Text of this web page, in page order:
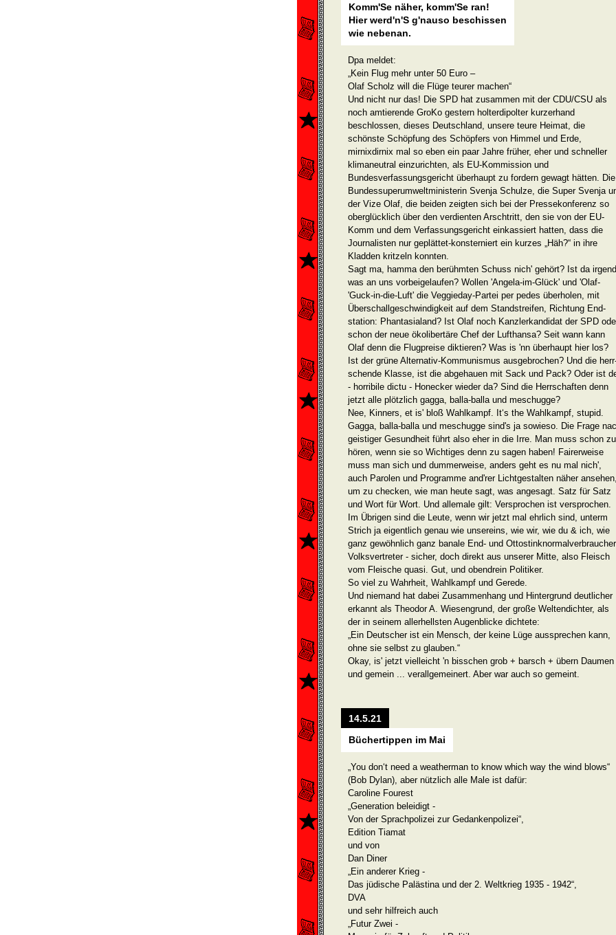
Komm'Se näher, komm'Se ran!
Hier werd'n'S g'nauso beschissen
wie nebenan.
Dpa meldet:
„Kein Flug mehr unter 50 Euro –
Olaf Scholz will die Flüge teurer machen“
Und nicht nur das! Die SPD hat zusammen mit der CDU/CSU als
noch amtierende GroKo gestern holterdipolter kurzerhand
beschlossen, die­ses Deutschland, unsere teure Heimat, die
schönste Schöpfung des Schöpfers von Himmel und Erde,
mirnixdirnix mal so eben ein paar Jahre früher, eher und schneller
klimaneutral einzurichten, als EU-Kommission und
Bundesverfassungsgericht überhaupt zu fordern gewagt hätten. Die
Bundessuperumweltministerin Svenja Schulze, die Super Svenja
der Vize Olaf, die beiden zeigten sich bei der Pressekon­ferenz so
oberglücklich über den verdienten Arschtritt, den sie von der EU-
Komm und dem Verfassungsgericht einkas­siert hatten, dass die
Journalisten nur geplättet-konsterniert ein kurzes „Häh?“ in ihre
Kladden kritzeln konnten.
Sagt ma, hamma den berühmten Schuss nich' gehört? Ist da
was an uns vorbeigelaufen? Wollen 'Angela-im-Glück' und 'Olaf-
'Guck-in-die-Luft' die Veggie­day-Partei per pedes überholen, mit
Über­schallgeschwindigkeit auf dem Standstreifen, Richtung End­
station: Phantasialand? Ist Olaf noch Kanzler­kandidat der SPD
schon der neue ökolibertä­re Chef der Luft­hansa? Seit wann kann
Olaf denn die Flugpreise diktieren? Was is 'nn überhaupt hier los?
Ist der grüne Alternativ-Kommunismus aus­ge­brochen? Und die
schende Klasse, ist die abgehauen mit Sack und Pack? Oder ist
- horribile dictu - Honecker wieder da? Sind die Herrschaften denn
jetzt alle plötzlich gagga, balla-balla und me­schugge?
Nee, Kinners, et is' bloß Wahlkampf. It‘s the Wahlkampf, stupid.
Gagga, balla-balla und meschugge sind's ja sowieso. Die Frage
geistiger Gesund­heit führt also eher in die Irre. Man muss schon
hören, wenn sie so Wichtiges denn zu sagen haben! Fairerweise
muss man sich und dummer­weise, anders geht es nu mal nich',
auch Paro­len und Program­me and'rer Lichtgestalten näher
um zu checken, wie man heute sagt, was angesagt. Satz für Satz
und Wort für Wort. Und allemale gilt: Versprochen ist versprochen.
Im Ü­bri­gen sind die Leute, wenn wir jetzt mal ehrlich sind, un­term
Strich ja eigentlich genau wie unsereins, wie wir, wie du & ich, wie
ganz gewöhnlich ganz banale End- und
Volks­ver­treter - sicher, doch direkt aus unserer Mitte, also Fleisch
vom Flei­sche quasi. Gut, und obendrein Poli­tiker.
So viel zu Wahrheit, Wahlkampf und Gerede.
Und niemand hat dabei Zusammenhang und Hintergrund deutlicher
erkannt als Theodor A. Wiesengrund, der große Weltendichter, als
der in seinem aller­hellsten Augenblicke dichtete:
„Ein Deutscher ist ein Mensch, der keine Lüge aussprechen kann,
ohne sie selbst zu glauben.“
Okay, is' jetzt vielleicht 'n bisschen grob + barsch + übern Daumen
und gemein ... verall­gemeinert. Aber war auch so gemeint.
14.5.21
Büchertippen im Mai
„You don‘t need a weatherman to know which way the wind blows“
(Bob Dylan), aber nützlich alle Male ist dafür:
Caroline Fourest
„Generation beleidigt -
Von der Sprachpolizei zur Gedankenpolizei“,
Edition Tiamat
und von
Dan Diner
„Ein anderer Krieg -
Das jüdische Palästina und der 2. Weltkrieg 1935 - 1942“,
DVA
und sehr hilfreich auch
„Futur Zwei -